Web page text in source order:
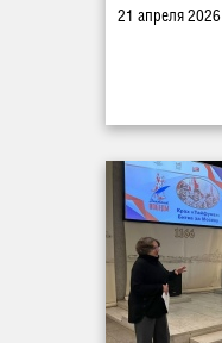
21 апреля 2026